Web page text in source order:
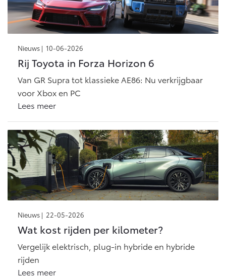
Land Cruiser (excl. BTW)
Vanaf € 89.986,-
Nieuws | 10-06-2026
Rij Toyota in Forza Horizon 6
Van GR Supra tot klassieke AE86: Nu verkrijgbaar
voor Xbox en PC
Lees meer
Nieuws | 22-05-2026
Wat kost rijden per kilometer?
Vergelijk elektrisch, plug-in hybride en hybride
rijden
Lees meer